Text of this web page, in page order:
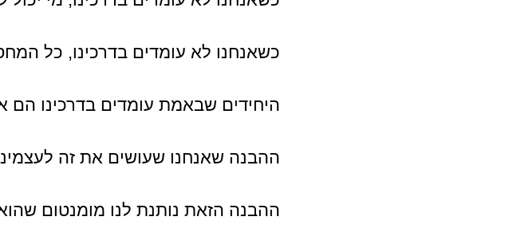
כשאנחנו לא עומדים בדרכינו, כל
היחידים שבאמת עומדים בדרכינו הם
ההבנה שאנחנו שעושים את זה
ההבנה הזאת נותנת לנו מומנטום